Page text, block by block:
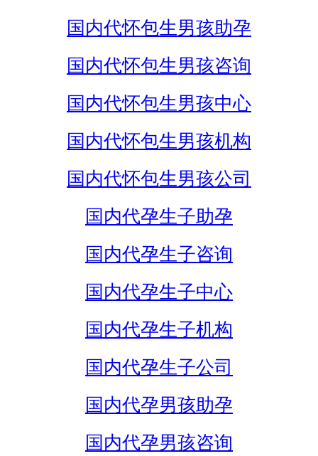
国内代怀包生男孩助孕
国内代怀包生男孩咨询
国内代怀包生男孩中心
国内代怀包生男孩机构
国内代怀包生男孩公司
国内代孕生子助孕
国内代孕生子咨询
国内代孕生子中心
国内代孕生子机构
国内代孕生子公司
国内代孕男孩助孕
国内代孕男孩咨询